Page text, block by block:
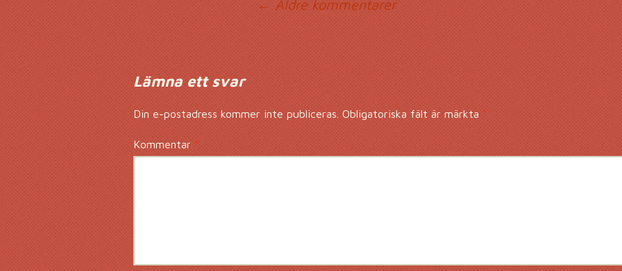
← Äldre kommentarer
Lämna ett svar
Din e-postadress kommer inte publiceras. Obligatoriska fält är märkta*
Kommentar*